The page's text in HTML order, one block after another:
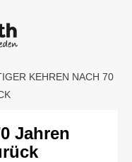
KEHREN NACH 70
Jahren